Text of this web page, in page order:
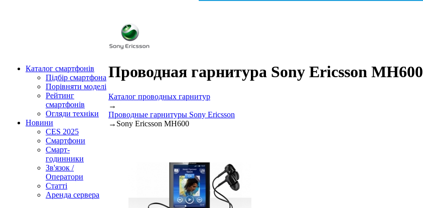
Каталог смартфонів
Підбір смартфона
Порівняти моделі
Рейтинг
смартфонів
Огляди техніки
Новини
CES 2025
Смартфони
Смарт-
годинники
Зв'язок /
Оператори
Статті
Аренда сервера
Проводная гарнитура Sony Ericsson MH600
Каталог проводных гарнитур
→
Проводные гарнитуры Sony Ericsson
→ Sony Ericsson MH600